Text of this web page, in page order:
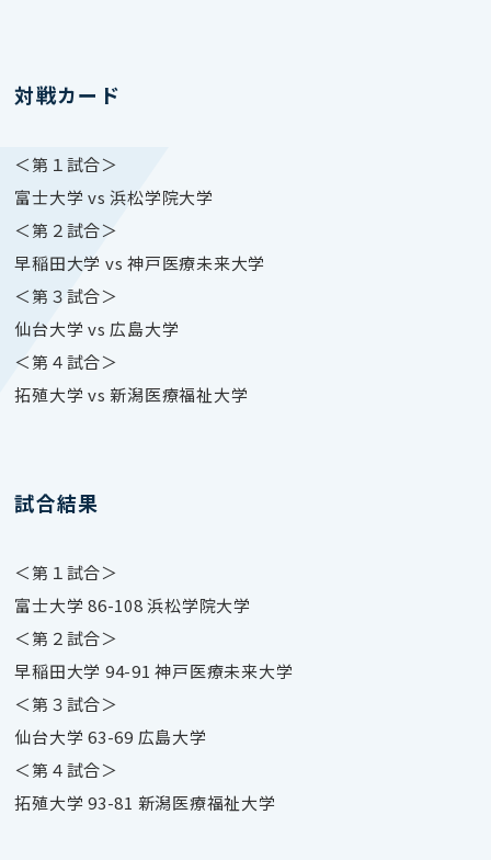
対戦カード
＜第１試合＞
富士大学 vs 浜松学院大学
＜第２試合＞
早稲田大学 vs 神戸医療未来大学
＜第３試合＞
仙台大学 vs 広島大学
＜第４試合＞
拓殖大学 vs 新潟医療福祉大学
試合結果
＜第１試合＞
富士大学 86-108 浜松学院大学
＜第２試合＞
早稲田大学 94-91 神戸医療未来大学
＜第３試合＞
仙台大学 63-69 広島大学
＜第４試合＞
拓殖大学 93-81 新潟医療福祉大学